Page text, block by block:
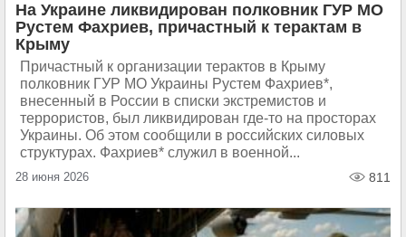
На Украине ликвидирован полковник ГУР МО
Рустем Фахриев, причастный к терактам в
Крыму
Причастный к организации терактов в Крыму
полковник ГУР МО Украины Рустем Фахриев*,
внесенный в России в списки экстремистов и
террористов, был ликвидирован где-то на просторах
Украины. Об этом сообщили в российских силовых
структурах. Фахриев* служил в военной...
28 июня 2026 811